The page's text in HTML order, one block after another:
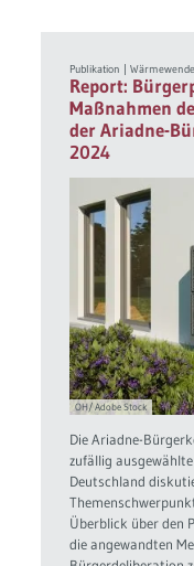
Publikation |Wärmewende
Report:
Maßnahmen
der Ariadne-
2024
OH/ Adobe Stock
Die Ariadne-
zufällig
Deutschland
Überblick über den
die angewandten